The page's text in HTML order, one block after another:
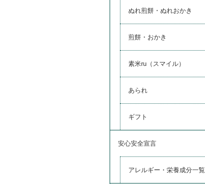
ぬれ煎餅・ぬれおかき
煎餅・おかき
素米ru（スマイル）
あられ
ギフト
安心安全宣言
アレルギー・栄養成分一覧